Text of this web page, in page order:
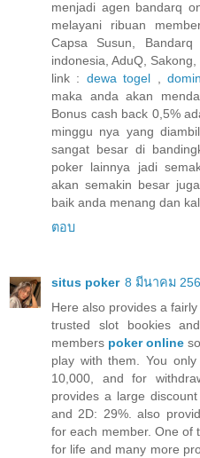
menjadi agen bandarq
melayani ribuan
Capsa Susun,
indonesia, AduQ,
link : dewa togel ,
maka anda akan
Bonus cash back 0,5%
minggu nya yang
sangat besar di
poker lainnya jadi
akan semakin besar
baik anda menang dan
ตอบ
situs poker 8 มีนาคม
Here also provides a
trusted slot bookies
members poker online
play with them. You
10,000, and for
provides a large
and 2D: 29%. also
for each member. One of
for life and many more